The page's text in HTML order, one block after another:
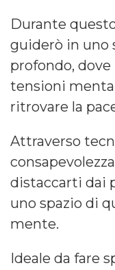
Durante
guiderò in uno
profondo,
tensioni
ritrovare la
Attraverso
distaccarti dai
uno spazio di
mente.
Ideale da fare